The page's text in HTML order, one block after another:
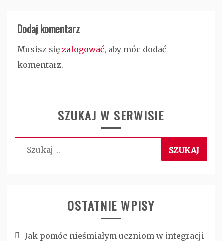
Dodaj komentarz
Musisz się zalogować, aby móc dodać
komentarz.
SZUKAJ W SERWISIE
Szukaj:
OSTATNIE WPISY
Jak pomóc nieśmiałym uczniom w integracji